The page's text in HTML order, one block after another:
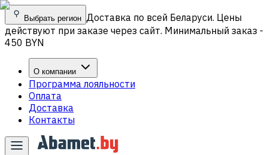
Выбрать регион Доставка по всей Беларуси. Цены
действуют при заказе через сайт. Минимальный заказ -
450 BYN
О компании
Программа лояльности
Оплата
Доставка
Контакты